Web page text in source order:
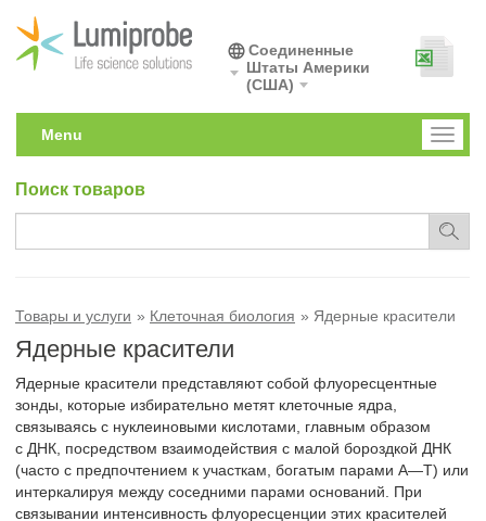
Соединенные
Штаты Америки
(США)
Toggle
Menu
Поиск товаров
Товары и услуги Клеточная биология Ядерные красители
Ядерные красители
Ядерные красители представляют собой флуоресцентные
зонды, которые избирательно метят клеточные ядра,
связываясь с нуклеиновыми кислотами, главным образом
с ДНК, посредством взаимодействия с малой бороздкой ДНК
(часто с предпочтением к участкам, богатым парами A—T) или
интеркалируя между соседними парами оснований. При
связывании интенсивность флуоресценции этих красителей